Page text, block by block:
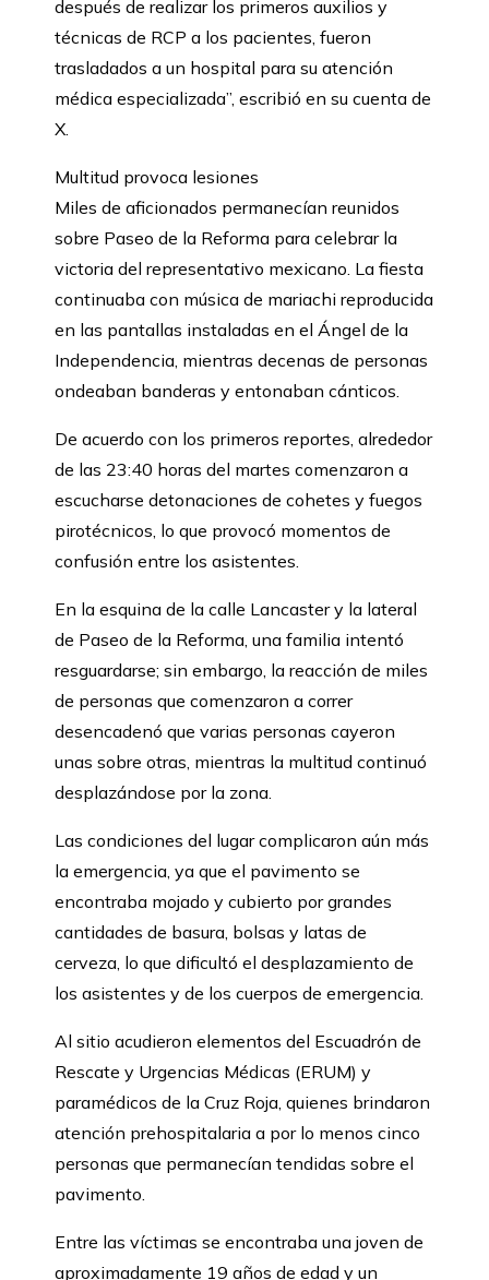
después de realizar los primeros auxilios y
técnicas de RCP a los pacientes, fueron
trasladados a un hospital para su atención
médica especializada”, escribió en su cuenta de
X.
Multitud provoca lesiones
Miles de aficionados permanecían reunidos
sobre Paseo de la Reforma para celebrar la
victoria del representativo mexicano. La fiesta
continuaba con música de mariachi reproducida
en las pantallas instaladas en el Ángel de la
Independencia, mientras decenas de personas
ondeaban banderas y entonaban cánticos.
De acuerdo con los primeros reportes, alrededor
de las 23:40 horas del martes comenzaron a
escucharse detonaciones de cohetes y fuegos
pirotécnicos, lo que provocó momentos de
confusión entre los asistentes.
En la esquina de la calle Lancaster y la lateral
de Paseo de la Reforma, una familia intentó
resguardarse; sin embargo, la reacción de miles
de personas que comenzaron a correr
desencadenó que varias personas cayeron
unas sobre otras, mientras la multitud continuó
desplazándose por la zona.
Las condiciones del lugar complicaron aún más
la emergencia, ya que el pavimento se
encontraba mojado y cubierto por grandes
cantidades de basura, bolsas y latas de
cerveza, lo que dificultó el desplazamiento de
los asistentes y de los cuerpos de emergencia.
Al sitio acudieron elementos del Escuadrón de
Rescate y Urgencias Médicas (ERUM) y
paramédicos de la Cruz Roja, quienes brindaron
atención prehospitalaria a por lo menos cinco
personas que permanecían tendidas sobre el
pavimento.
Entre las víctimas se encontraba una joven de
aproximadamente 19 años de edad y un